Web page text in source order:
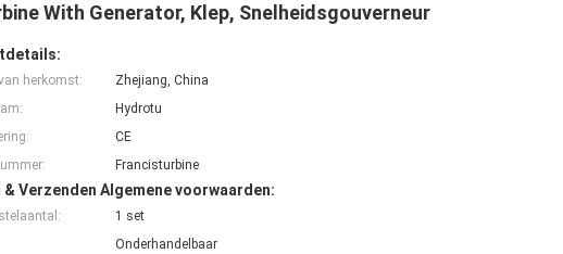
With Generator, Klep, Snelheidsgouverneur
herkomst:
Zhejiang, China
Hydrotu
CE
Francisturbine
& Verzenden Algemene voorwaarden:
1 set
Onderhandelbaar